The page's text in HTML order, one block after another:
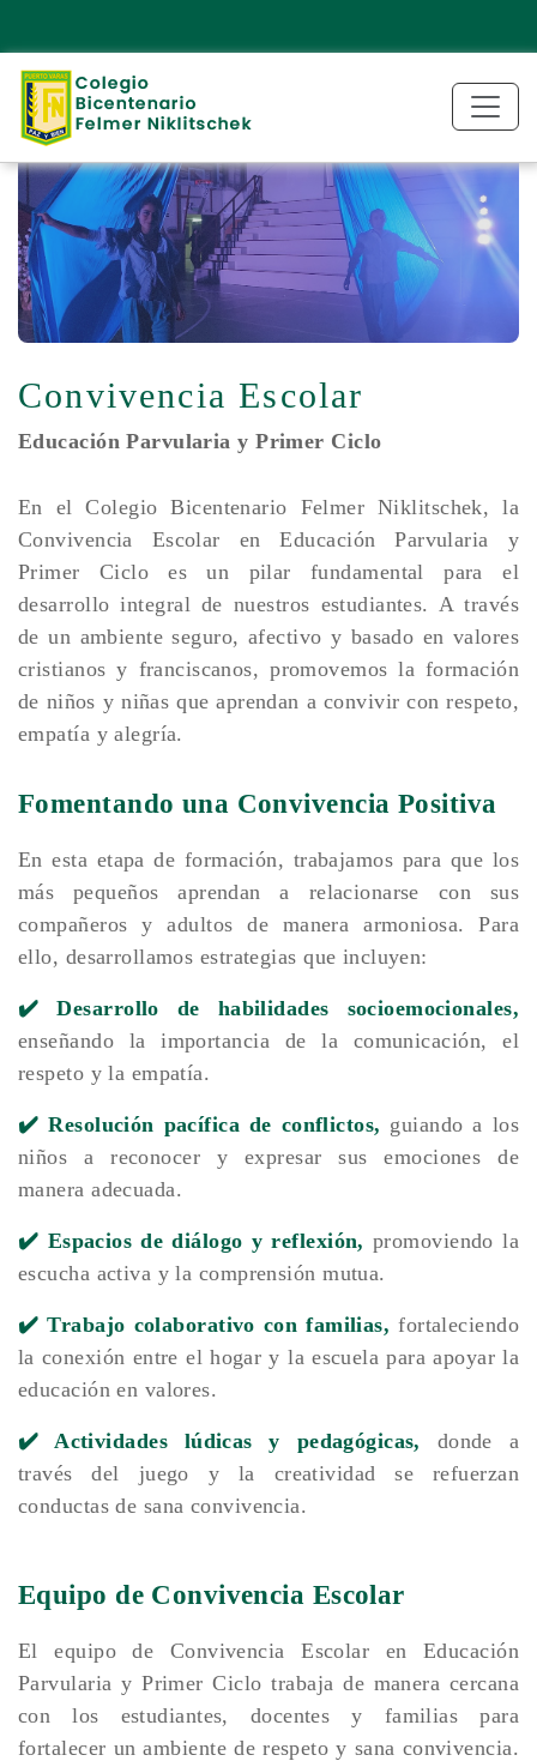
Convivencia Escolar
Educación Parvularia y Primer Ciclo
En el Colegio Bicentenario Felmer Niklitschek, la
Convivencia Escolar en Educación Parvularia y
Primer Ciclo es un pilar fundamental para el
desarrollo integral de nuestros estudiantes. A través
de un ambiente seguro, afectivo y basado en valores
cristianos y franciscanos, promovemos la formación
de niños y niñas que aprendan a convivir con respeto,
empatía y alegría.
Fomentando una Convivencia Positiva
En esta etapa de formación, trabajamos para que los
más pequeños aprendan a relacionarse con sus
compañeros y adultos de manera armoniosa. Para
ello, desarrollamos estrategias que incluyen:
✔️ Desarrollo de habilidades socioemocionales,
enseñando la importancia de la comunicación, el
respeto y la empatía.
✔️ Resolución pacífica de conflictos, guiando a los
niños a reconocer y expresar sus emociones de
manera adecuada.
✔️ Espacios de diálogo y reflexión, promoviendo la
escucha activa y la comprensión mutua.
✔️ Trabajo colaborativo con familias, fortaleciendo
la conexión entre el hogar y la escuela para apoyar la
educación en valores.
✔️ Actividades lúdicas y pedagógicas, donde a
través del juego y la creatividad se refuerzan
conductas de sana convivencia.
Equipo de Convivencia Escolar
El equipo de Convivencia Escolar en Educación
Parvularia y Primer Ciclo trabaja de manera cercana
con los estudiantes, docentes y familias para
fortalecer un ambiente de respeto y sana convivencia.